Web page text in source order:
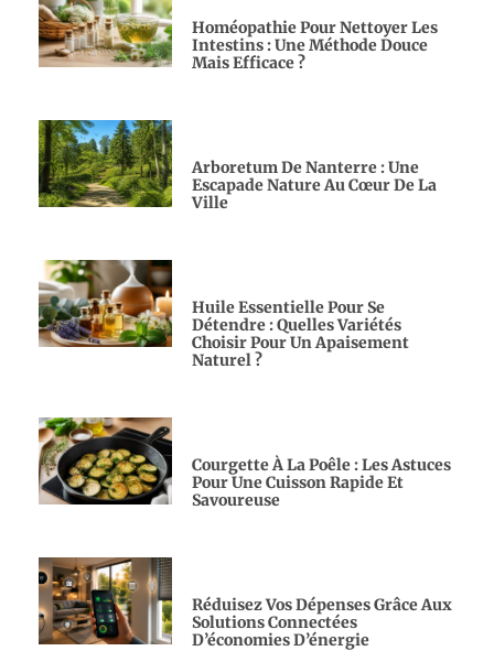
Homéopathie Pour Nettoyer Les
Intestins : Une Méthode Douce
Mais Efficace ?
Arboretum De Nanterre : Une
Escapade Nature Au Cœur De La
Ville
Huile Essentielle Pour Se
Détendre : Quelles Variétés
Choisir Pour Un Apaisement
Naturel ?
Courgette À La Poêle : Les Astuces
Pour Une Cuisson Rapide Et
Savoureuse
Réduisez Vos Dépenses Grâce Aux
Solutions Connectées
D’économies D’énergie